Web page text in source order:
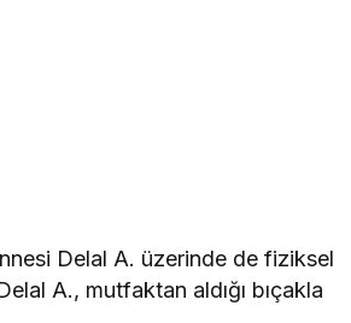
Delal A. üzerinde de fiziksel
A., mutfaktan aldığı bıçakla